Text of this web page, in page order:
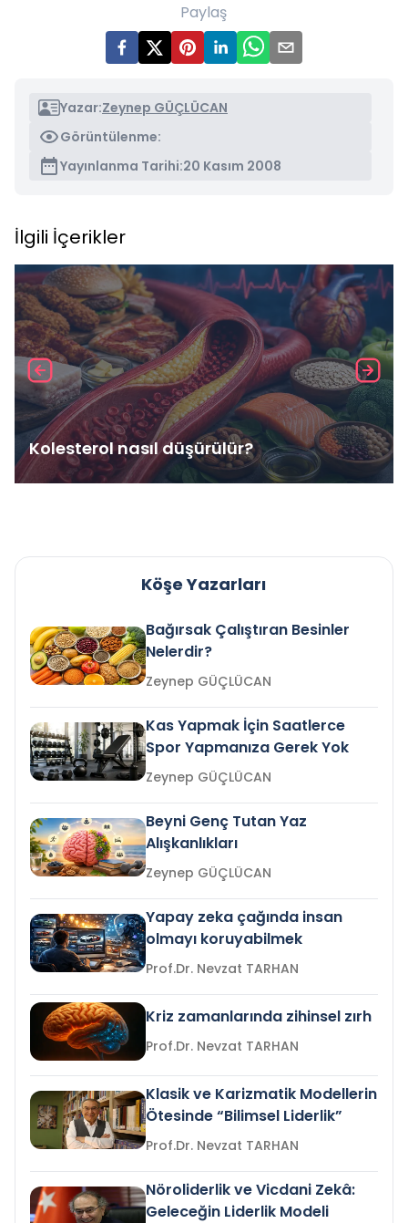
Paylaş
Yazar:Zeynep GÜÇLÜCAN
Görüntülenme:
Yayınlanma Tarihi:20 Kasım 2008
İlgili İçerikler
Kolesterol nasıl düşürülür?
Köşe Yazarları
Bağırsak Çalıştıran Besinler
Nelerdir?
Zeynep GÜÇLÜCAN
Kas Yapmak İçin Saatlerce
Spor Yapmanıza Gerek Yok
Zeynep GÜÇLÜCAN
Beyni Genç Tutan Yaz
Alışkanlıkları
Zeynep GÜÇLÜCAN
Yapay zeka çağında insan
olmayı koruyabilmek
Prof.Dr. Nevzat TARHAN
Kriz zamanlarında zihinsel zırh
Prof.Dr. Nevzat TARHAN
Klasik ve Karizmatik Modellerin
Ötesinde “Bilimsel Liderlik”
Prof.Dr. Nevzat TARHAN
Nöroliderlik ve Vicdani Zekâ:
Geleceğin Liderlik Modeli